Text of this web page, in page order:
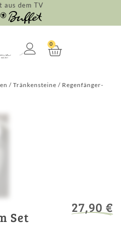
aus dem TV
0
/ Tränkensteine / Regenfänger-
Set
27,90 €